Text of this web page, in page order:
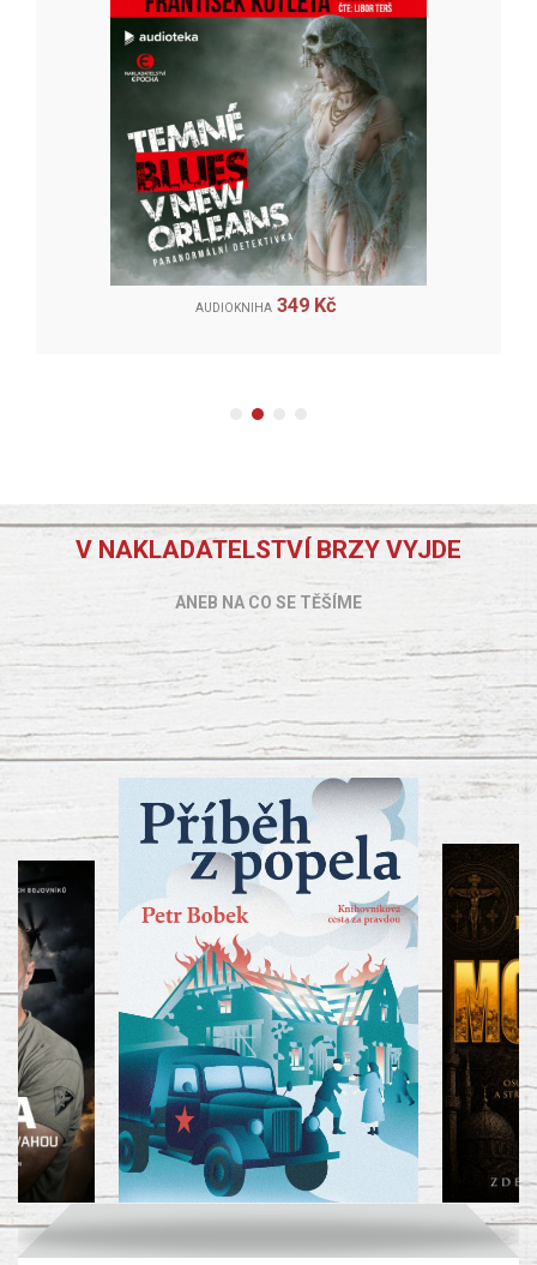
AUDIOKNIHA 349 Kč
V NAKLADATELSTVÍ BRZY VYJDE
ANEB NA CO SE TĚŠÍME